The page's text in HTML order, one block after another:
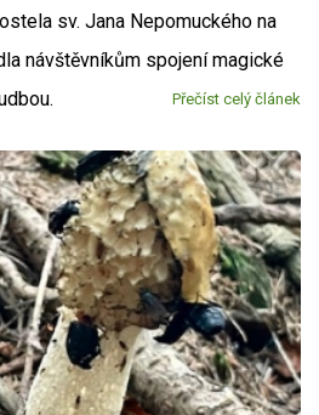
sv. Jana Nepomuckého na
návštěvníkům spojení magické
Přečíst celý článek